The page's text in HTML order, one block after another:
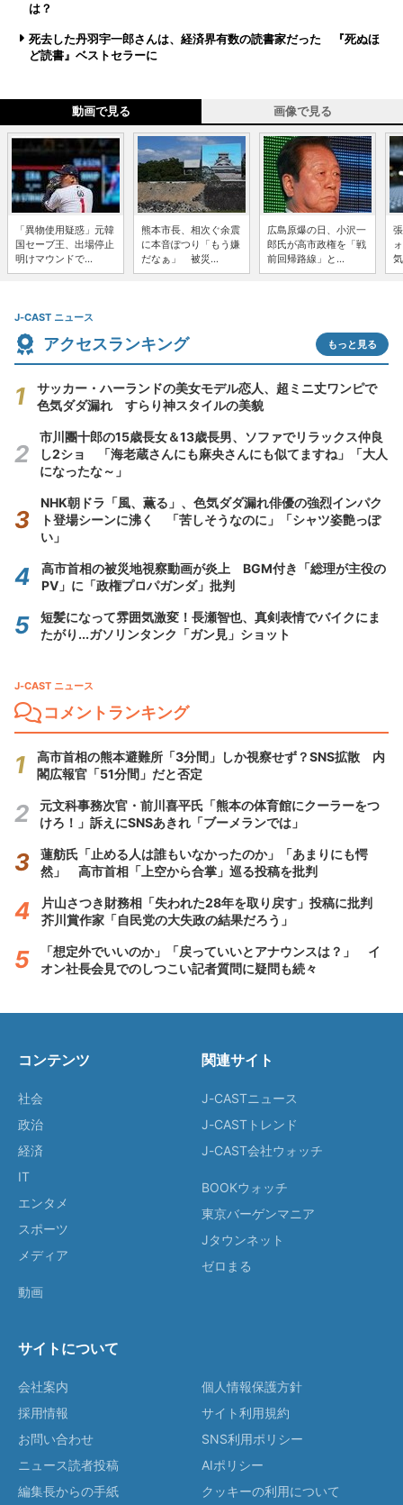
は？
死去した丹羽宇一郎さんは、経済界有数の読書家だった 『死ぬほ
ど読書』ベストセラーに
動画で見る 画像で見る
「異物使用疑惑」元韓
国セーブ王、出場停止
明けマウンドで...
熊本市長、相次ぐ余震
に本音ぽつり「もう嫌
だなぁ」 被災...
広島原爆の日、小沢一
郎氏が高市政権を「戦
前回帰路線」と...
J-CAST ニュース
アクセスランキング もっと見る
サッカー・ハーランドの美女モデル恋人、超ミニ丈ワンピで
色気ダダ漏れ すらり神スタイルの美貌
市川團十郎の15歳長女＆13歳長男、ソファでリラックス仲良
し2ショ 「海老蔵さんにも麻央さんにも似てますね」「大人
になったな～」
NHK朝ドラ「風、薫る」、色気ダダ漏れ俳優の強烈インパク
ト登場シーンに沸く 「苦しそうなのに」「シャツ姿艶っぽ
い」
高市首相の被災地視察動画が炎上 BGM付き「総理が主役の
PV」に「政権プロパガンダ」批判
短髪になって雰囲気激変！長瀬智也、真剣表情でバイクにま
たがり...ガソリンタンク「ガン見」ショット
J-CAST ニュース
コメントランキング
高市首相の熊本避難所「3分間」しか視察せず？SNS拡散 内
閣広報官「51分間」だと否定
元文科事務次官・前川喜平氏「熊本の体育館にクーラーをつ
けろ！」訴えにSNSあきれ「ブーメランでは」
蓮舫氏「止める人は誰もいなかったのか」「あまりにも愕
然」 高市首相「上空から合掌」巡る投稿を批判
片山さつき財務相「失われた28年を取り戻す」投稿に批判
芥川賞作家「自民党の大失政の結果だろう」
「想定外でいいのか」「戻っていいとアナウンスは？」 イ
オン社長会見でのしつこい記者質問に疑問も続々
コンテンツ
社会
政治
経済
IT
エンタメ
スポーツ
メディア
動画
関連サイト
J-CASTニュース
J-CASTトレンド
J-CAST会社ウォッチ
BOOKウォッチ
東京バーゲンマニア
Jタウンネット
ゼロまる
サイトについて
会社案内
採用情報
お問い合わせ
ニュース読者投稿
編集長からの手紙
個人情報保護方針
サイト利用規約
SNS利用ポリシー
AIポリシー
クッキーの利用について